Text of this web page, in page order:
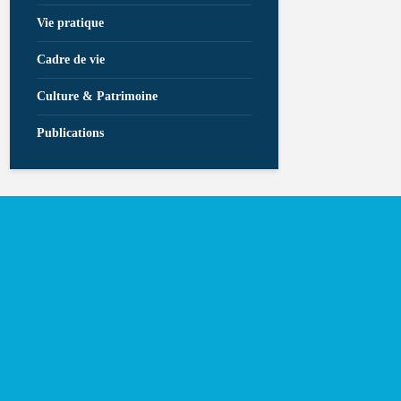
Vie pratique
Cadre de vie
Culture & Patrimoine
Publications